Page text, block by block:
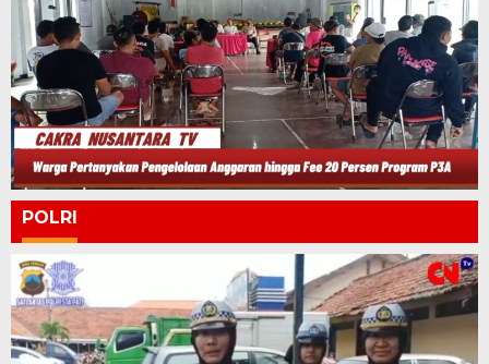
POLRI